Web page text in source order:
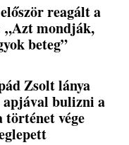
reagált a
„Azt mondják,
beteg”
Zsolt lánya
bulizni a
történet vége